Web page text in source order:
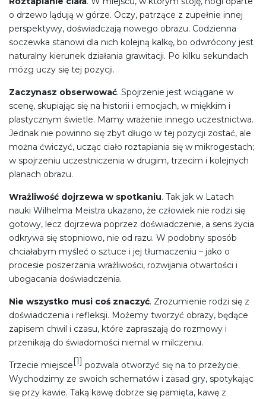
o drzewo lądują w górze. Oczy, patrzące z zupełnie innej
perspektywy, doświadczają nowego obrazu. Codzienna
soczewka stanowi dla nich kolejną kalkę, bo odwrócony jest
naturalny kierunek działania grawitacji. Po kilku sekundach
mózg uczy się tej pozycji.
Zaczynasz obserwować. Spojrzenie jest wciągane w
scenę, skupiając się na historii i emocjach, w miękkim i
plastycznym świetle. Mamy wrażenie innego uczestnictwa.
Jednak nie powinno się zbyt długo w tej pozycji zostać, ale
można ćwiczyć, ucząc ciało roztapiania się w mikrogestach;
w spojrzeniu uczestniczenia w drugim, trzecim i kolejnych
planach obrazu.
Wrażliwość dojrzewa w spotkaniu. Tak jak w Latach
nauki Wilhelma Meistra ukazano, że człowiek nie rodzi się
gotowy, lecz dojrzewa poprzez doświadczenie, a sens życia
odkrywa się stopniowo, nie od razu. W podobny sposób
chciałabym myśleć o sztuce i jej tłumaczeniu – jako o
procesie poszerzania wrażliwości, rozwijania otwartości i
ubogacania doświadczenia.
Nie wszystko musi coś znaczyć. Zrozumienie rodzi się z
doświadczenia i refleksji. Możemy tworzyć obrazy, będące
zapisem chwil i czasu, które zapraszają do rozmowy i
przenikają do świadomości niemal w milczeniu.
Trzecie miejsce[1] pozwala otworzyć się na to przeżycie.
Wychodzimy ze swoich schematów i zasad gry, spotykając
się przy kawie. Taką kawę dobrze się pamięta, kawę z